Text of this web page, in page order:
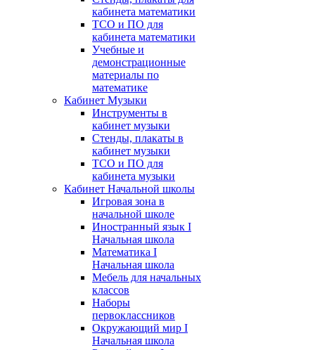
кабинета математики
ТСО и ПО для
кабинета математики
Учебные и
демонстрационные
материалы по
математике
Кабинет Музыки
Инструменты в
кабинет музыки
Стенды, плакаты в
кабинет музыки
ТСО и ПО для
кабинета музыки
Кабинет Начальной школы
Игровая зона в
начальной школе
Иностранный язык I
Начальная школа
Математика I
Начальная школа
Мебель для начальных
классов
Наборы
первоклассников
Окружающий мир I
Начальная школа